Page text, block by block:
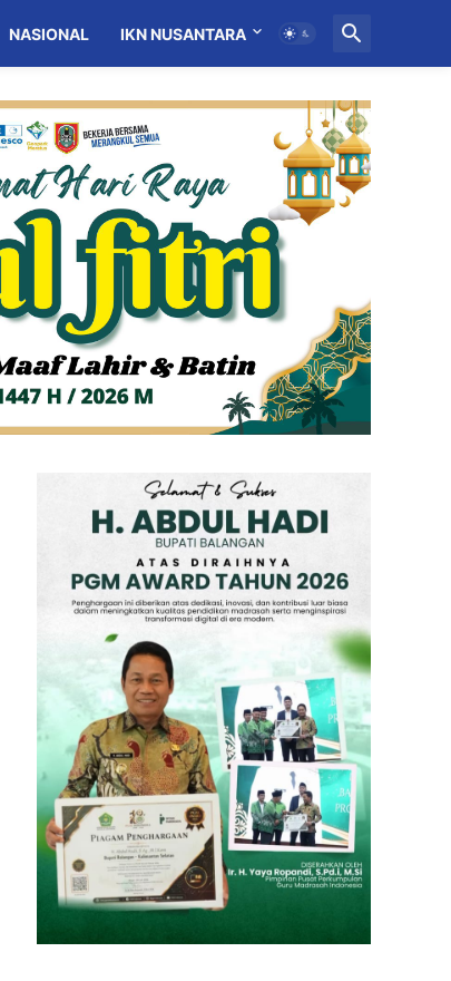
NASIONAL IKN NUSANTARA MITRA